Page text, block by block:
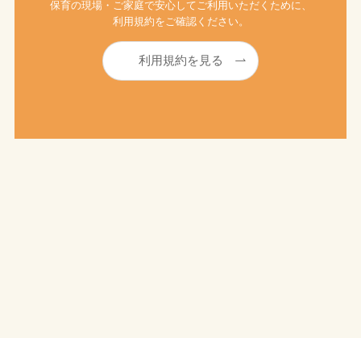
保育の現場・ご家庭で安心してご利用いただくために、
利用規約をご確認ください。
利用規約を見る